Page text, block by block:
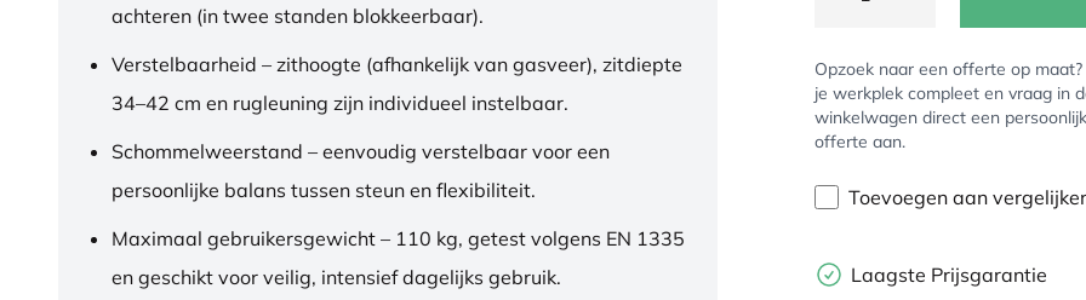
achteren (in twee standen blokkeerbaar).
Verstelbaarheid – zithoogte (afhankelijk van gasveer), zitdiepte
34–42 cm en rugleuning zijn individueel instelbaar.
Schommelweerstand – eenvoudig verstelbaar voor een
persoonlijke balans tussen steun en flexibiliteit.
Maximaal gebruikersgewicht – 110 kg, getest volgens EN 1335
en geschikt voor veilig, intensief dagelijks gebruik.
Opzoek naar een offerte op
je werkplek compleet en vraag in
winkelwagen direct een
offerte aan.
Toevoegen aan vergelijker
Laagste Prijsgarantie